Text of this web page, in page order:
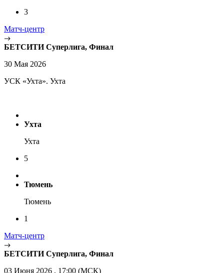
3
Матч-центр
БЕТСИТИ Суперлига, Финал
30 Мая 2026
УСК «Ухта». Ухта
Ухта
Ухта
5
Тюмень
Тюмень
1
Матч-центр
БЕТСИТИ Суперлига, Финал
03 Июня 2026 , 17:00 (МСК)